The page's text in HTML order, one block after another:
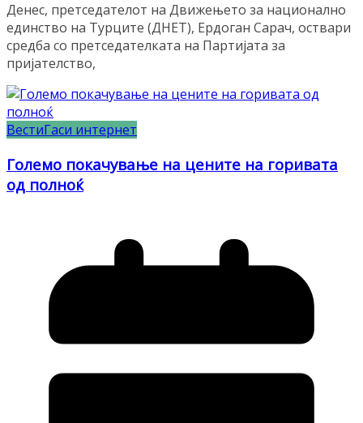
Денес, претседателот на Движењето за национално
единство на Турците (ДНЕТ), Ердоган Сарач, оствари
средба со претседателката на Партијата за
пријателство,
ВестиГаси интернет
Големо покачување на цените на горивата
од полноќ